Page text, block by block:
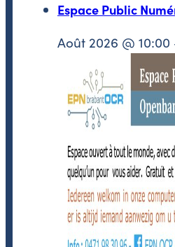
Espace Public
Août 2026 @ 10:00